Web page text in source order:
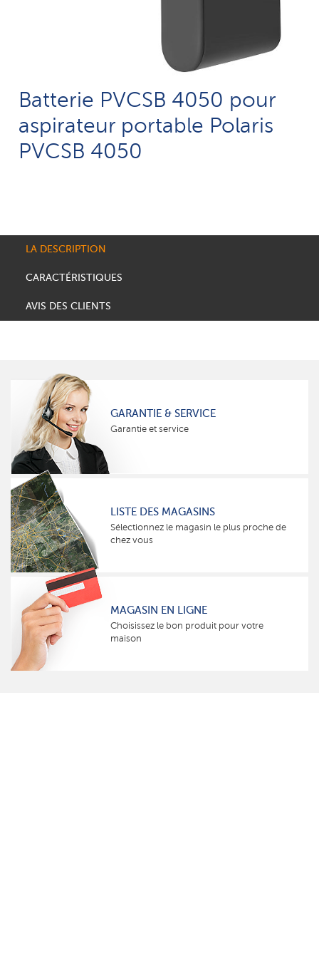
Batterie PVCSB 4050 pour
aspirateur portable Polaris
PVCSB 4050
LA DESCRIPTION
CARACTÉRISTIQUES
AVIS DES CLIENTS
GARANTIE & SERVICE
Garantie et service
LISTE DES MAGASINS
Sélectionnez le magasin le plus proche de
chez vous
MAGASIN EN LIGNE
Choisissez le bon produit pour votre
maison